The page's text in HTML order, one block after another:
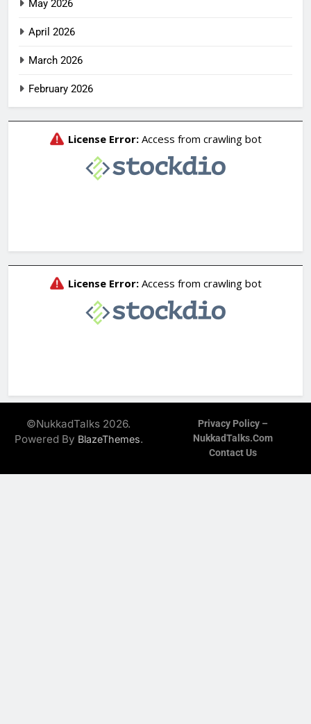
May 2026
April 2026
March 2026
February 2026
©NukkadTalks 2026.
Powered By BlazeThemes.
Privacy Policy –
NukkadTalks.com
Contact Us